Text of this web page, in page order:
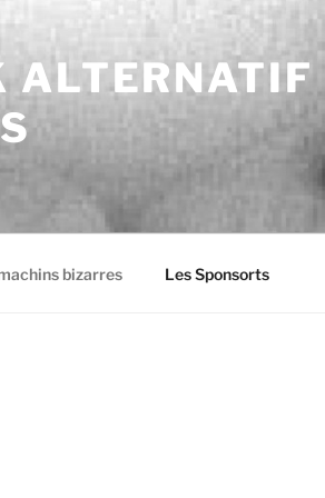
ALTERNATIF
bizarres Les Sponsorts